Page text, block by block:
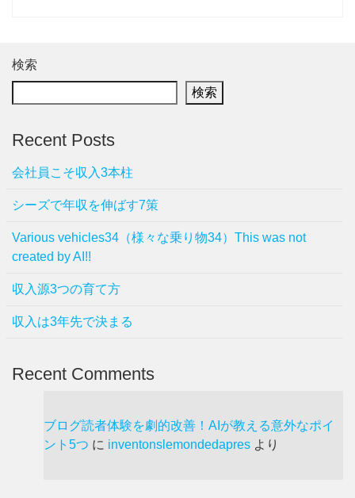
検索
検索
Recent Posts
会社員こそ収入3本柱
シーズで年収を伸ばす7策
Various vehicles34（様々な乗り物34）This was not
created by AI!!
収入源3つの育て方
収入は3年先で決まる
Recent Comments
ブログ読者体験を劇的改善！AIが教える意外なポイ
ント5つ に inventonslemondedapres より